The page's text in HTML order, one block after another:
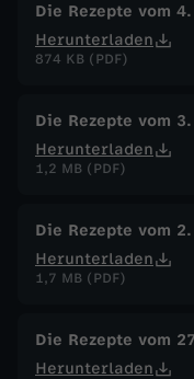
Die Rezepte vom
Herunterladen
874 KB (PDF)
Die Rezepte vom
Herunterladen
1,2 MB (PDF)
Die Rezepte vom
Herunterladen
1,7 MB (PDF)
Die Rezepte vom
Herunterladen